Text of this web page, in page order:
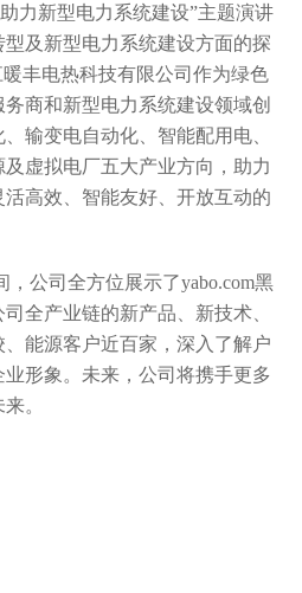
力新型电力系统建设”主题演讲
及新型电力系统建设方面的探
暖丰电热科技有限公司作为绿色
商和新型电力系统建设领域创
输变电自动化、智能配用电、
虚拟电厂五大产业方向，助力
高效、智能友好、开放互动的
，公司全方位展示了yabo.com黑
全产业链的新产品、新技术、
能源客户近百家，深入了解户
形象。未来，公司将携手更多
。